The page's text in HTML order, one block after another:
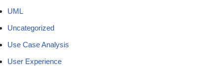
UML
Uncategorized
Use Case Analysis
User Experience